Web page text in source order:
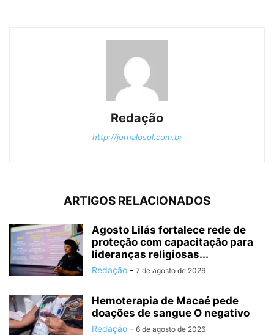
Redação
http://jornalosol.com.br
ARTIGOS RELACIONADOS
Agosto Lilás fortalece rede de
proteção com capacitação para
lideranças religiosas...
Redação - 7 de agosto de 2026
Hemoterapia de Macaé pede
doações de sangue O negativo
Redação - 6 de agosto de 2026